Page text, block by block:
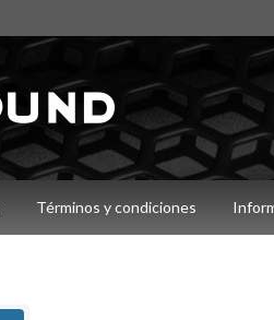
Términos y condiciones